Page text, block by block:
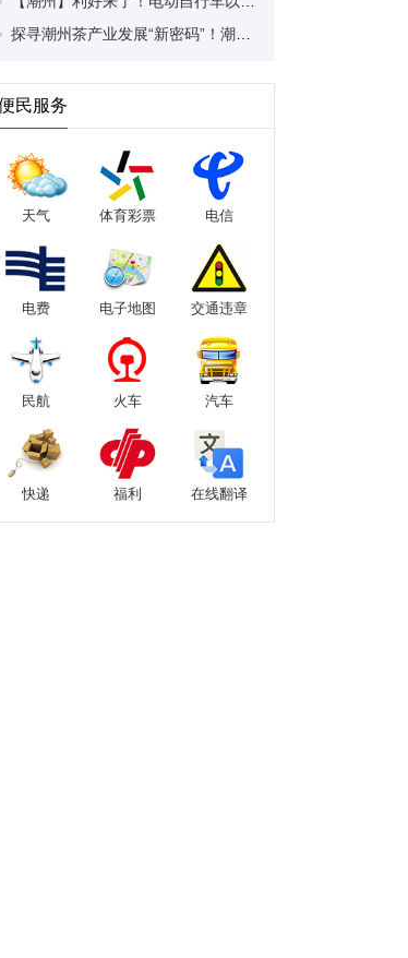
民服务
天气 体育彩票 电信
电费 电子地图 交通违章
民航 火车 汽车
快递 福利 在线翻译